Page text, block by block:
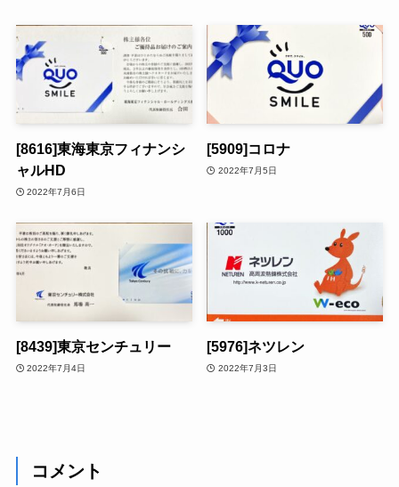
[8616]東海東京フィナンシ
ャルHD
2022年7月6日
[5909]コロナ
2022年7月5日
[8439]東京センチュリー
2022年7月4日
[5976]ネツレン
2022年7月3日
コメント